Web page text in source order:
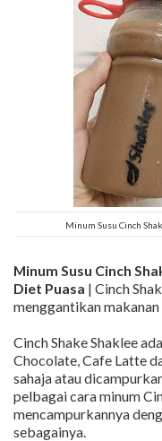
Minum Susu Cinch
Minum Susu Cinch
Diet Puasa | Cinch
menggantikan
Cinch Shake Shaklee
Chocolate, Cafe Latte
sahaja atau
pelbagai cara minum
mencampurkannya
sebagainya.